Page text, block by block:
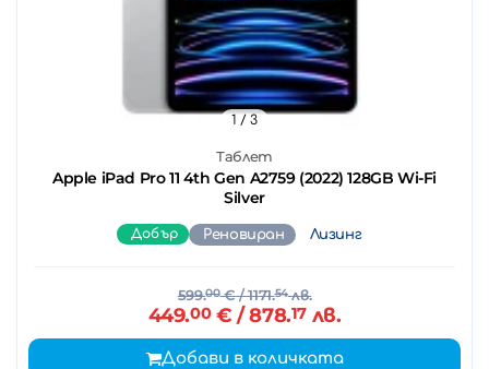
Таблет
Apple iPad Pro 11 4th Gen A2759 (2022) 128GB Wi-Fi
Silver
1 / 3
Добър Реновиран Лизинг
599.00€/ 1171.54лв.
449.00€ / 878.17лв.
Добави в количката